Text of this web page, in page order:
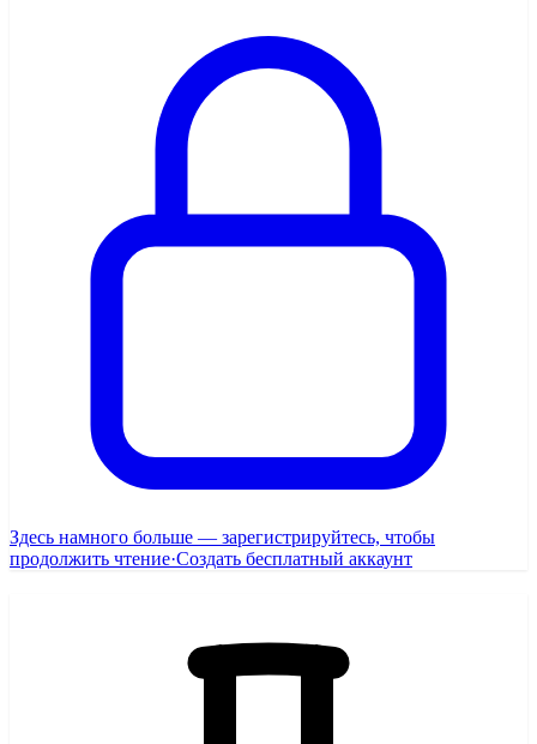
Здесь намного больше — зарегистрируйтесь, чтобы
продолжить чтение·Создать бесплатный аккаунт